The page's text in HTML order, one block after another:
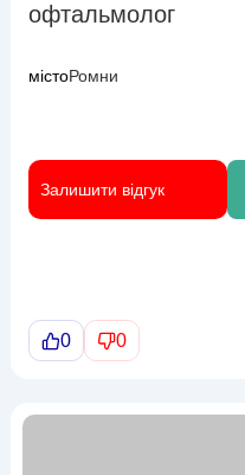
офтальмолог
містоРомни
Залишити відгук
0 0